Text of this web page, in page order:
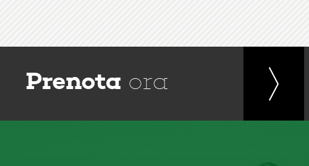
Prenota ora